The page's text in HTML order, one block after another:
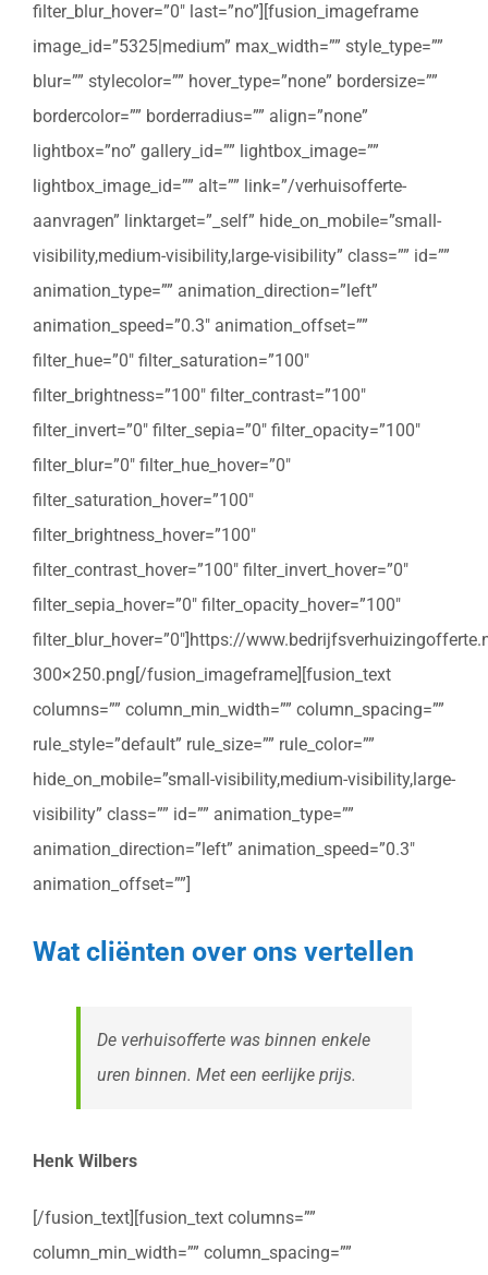
filter_blur_hover=”0″ last=”no”][fusion_imageframe
image_id=”5325|medium” max_width=”” style_type=””
blur=”” stylecolor=”” hover_type=”none” bordersize=””
bordercolor=”” borderradius=”” align=”none”
lightbox=”no” gallery_id=”” lightbox_image=””
lightbox_image_id=”” alt=”” link=”/verhuisofferte-
aanvragen” linktarget=”_self” hide_on_mobile=”small-
visibility,medium-visibility,large-visibility” class=”” id=””
animation_type=”” animation_direction=”left”
animation_speed=”0.3″ animation_offset=””
filter_hue=”0″ filter_saturation=”100″
filter_brightness=”100″ filter_contrast=”100″
filter_invert=”0″ filter_sepia=”0″ filter_opacity=”100″
filter_blur=”0″ filter_hue_hover=”0″
filter_saturation_hover=”100″
filter_brightness_hover=”100″
filter_contrast_hover=”100″ filter_invert_hover=”0″
filter_sepia_hover=”0″ filter_opacity_hover=”100″
filter_blur_hover=”0″]https://
300×250.png[/fusion_imageframe][fusion_text
columns=”” column_min_width=”” column_spacing=””
rule_style=”default” rule_size=”” rule_color=””
hide_on_mobile=”small-visibility,medium-visibility,large-
visibility” class=”” id=”” animation_type=””
animation_direction=”left” animation_speed=”0.3″
animation_offset=””]
Wat cliënten over ons vertellen
De verhuisofferte was binnen enkele
uren binnen. Met een eerlijke prijs.
Henk Wilbers
[/fusion_text][fusion_text columns=””
column_min_width=”” column_spacing=””